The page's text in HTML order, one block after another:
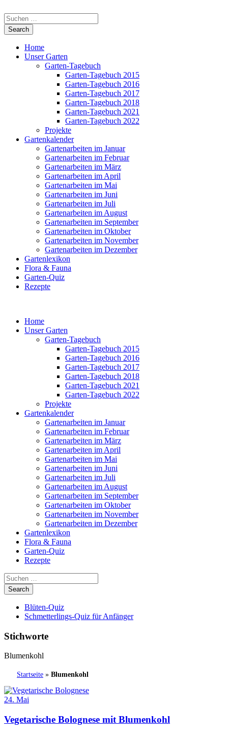
Home
Unser Garten
Garten-Tagebuch
Garten-Tagebuch 2015
Garten-Tagebuch 2016
Garten-Tagebuch 2017
Garten-Tagebuch 2018
Garten-Tagebuch 2021
Garten-Tagebuch 2022
Projekte
Gartenkalender
Gartenarbeiten im Januar
Gartenarbeiten im Februar
Gartenarbeiten im März
Gartenarbeiten im April
Gartenarbeiten im Mai
Gartenarbeiten im Juni
Gartenarbeiten im Juli
Gartenarbeiten im August
Gartenarbeiten im September
Gartenarbeiten im Oktober
Gartenarbeiten im November
Gartenarbeiten im Dezember
Gartenlexikon
Flora & Fauna
Garten-Quiz
Rezepte
Home
Unser Garten
Garten-Tagebuch
Garten-Tagebuch 2015
Garten-Tagebuch 2016
Garten-Tagebuch 2017
Garten-Tagebuch 2018
Garten-Tagebuch 2021
Garten-Tagebuch 2022
Projekte
Gartenkalender
Gartenarbeiten im Januar
Gartenarbeiten im Februar
Gartenarbeiten im März
Gartenarbeiten im April
Gartenarbeiten im Mai
Gartenarbeiten im Juni
Gartenarbeiten im Juli
Gartenarbeiten im August
Gartenarbeiten im September
Gartenarbeiten im Oktober
Gartenarbeiten im November
Gartenarbeiten im Dezember
Gartenlexikon
Flora & Fauna
Garten-Quiz
Rezepte
Blüten-Quiz
Schmetterlings-Quiz für Anfänger
Stichworte
Blumenkohl
Startseite » Blumenkohl
24. Mai
Vegetarische Bolognese mit Blumenkohl